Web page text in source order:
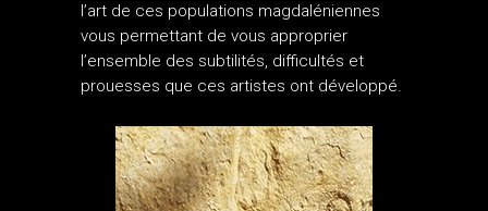
l’art de ces populations magdaléniennes
vous permettant de vous approprier
l’ensemble des subtilités, difficultés et
prouesses que ces artistes ont développé.